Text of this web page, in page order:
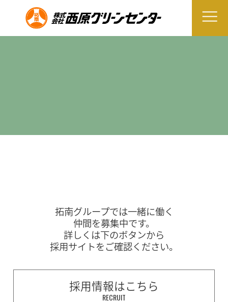
拓南グループでは一緒に働く
仲間を募集中です。
詳しくは下のボタンから
採用サイトをご確認ください。
採用情報はこちら
RECRUIT